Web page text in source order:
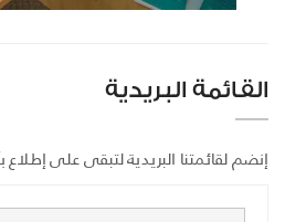
القائمة البريدية
إنضم لقائمتنا البريدية لتبقى على إطلاع